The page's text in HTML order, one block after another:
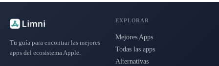
Tu guía para encontrar las mejores
apps del ecosistema Apple.
EXPLORAR
Mejores Apps
Todas las apps
Alternativas